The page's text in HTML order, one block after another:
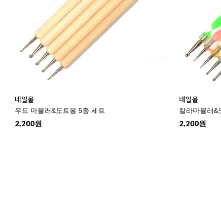
네일몰
우드 마블러&도트봉 5종 세트
2,200원
네일몰
칼라마블러&
2,200원